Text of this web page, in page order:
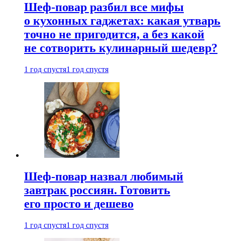
Шеф-повар разбил все мифы
о кухонных гаджетах: какая утварь
точно не пригодится, а без какой
не сотворить кулинарный шедевр?
1 год спустя1 год спустя
Шеф-повар назвал любимый
завтрак россиян. Готовить
его просто и дешево
1 год спустя1 год спустя